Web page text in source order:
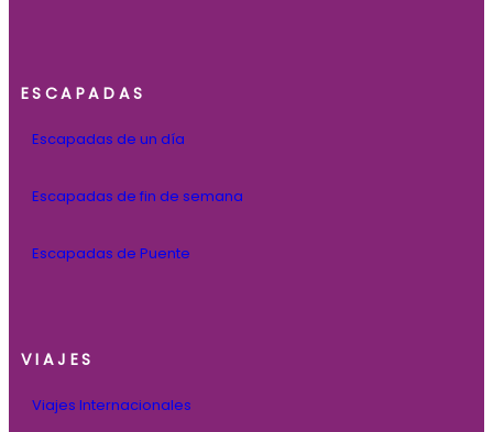
ESCAPADAS
Escapadas de un día
Escapadas de fin de semana
Escapadas de Puente
VIAJES
Viajes Internacionales